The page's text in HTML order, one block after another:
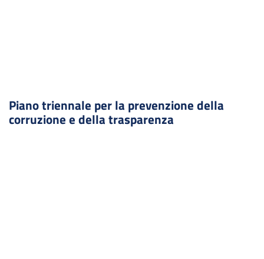
Piano triennale per la prevenzione della
corruzione e della trasparenza